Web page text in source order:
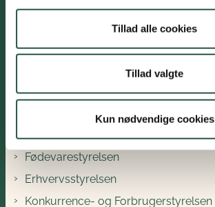
Tillad alle cookies
Tillad valgte
Kun nødvendige cookies
Ministeriets institutioner
Erhvervsministeriet
Fødevarestyrelsen
Erhvervsstyrelsen
Konkurrence- og Forbrugerstyrelsen